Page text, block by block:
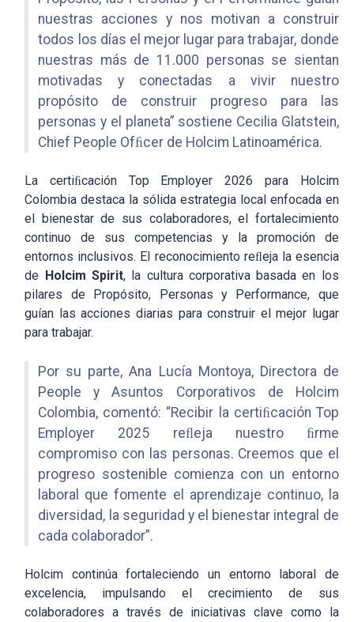
nuestras acciones y nos motivan a construir
todos los días el mejor lugar para trabajar, donde
nuestras más de 11.000 personas se sientan
motivadas y conectadas a vivir nuestro
propósito de construir progreso para las
personas y el planeta” sostiene Cecilia Glatstein,
Chief People Ofﬁcer de Holcim Latinoamérica.
La certiﬁcación Top Employer 2026 para Holcim
Colombia destaca la sólida estrategia local enfocada en
el bienestar de sus colaboradores, el fortalecimiento
continuo de sus competencias y la promoción de
entornos inclusivos. El reconocimiento reﬂeja la esencia
de Holcim Spirit, la cultura corporativa basada en los
pilares de Propósito, Personas y Performance, que
guían las acciones diarias para construir el mejor lugar
para trabajar.
Por su parte, Ana Lucía Montoya, Directora de
People y Asuntos Corporativos de Holcim
Colombia, comentó: “Recibir la certiﬁcación Top
Employer 2025 reﬂeja nuestro ﬁrme
compromiso con las personas. Creemos que el
progreso sostenible comienza con un entorno
laboral que fomente el aprendizaje continuo, la
diversidad, la seguridad y el bienestar integral de
cada colaborador”.
Holcim continúa fortaleciendo un entorno laboral de
excelencia, impulsando el crecimiento de sus
colaboradores a través de iniciativas clave como la